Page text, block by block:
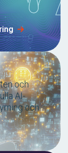
och
AI-
och